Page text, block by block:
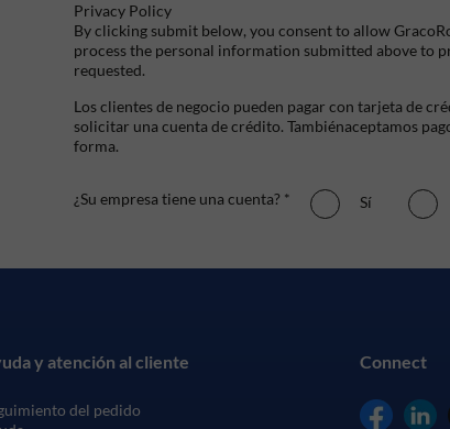
Privacy Policy
By clicking submit below, you consent to allow
process the personal information submitted above to
requested.
Los clientes de negocio pueden pagar con tarjeta de
solicitar una cuenta de crédito. Tambiénaceptamos
forma.
¿Su empresa tiene una cuenta? * Sí
y atención al cliente
del pedido
Connect